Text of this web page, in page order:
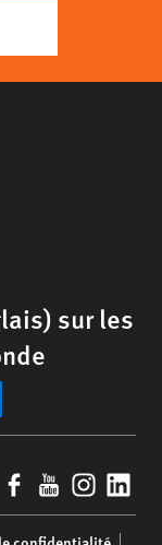
sur les
Facebook
YouTube